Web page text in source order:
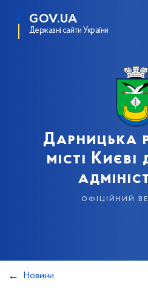
GOV.UA
Державні сайти України
Дарницька
місті
офіційний
Новини